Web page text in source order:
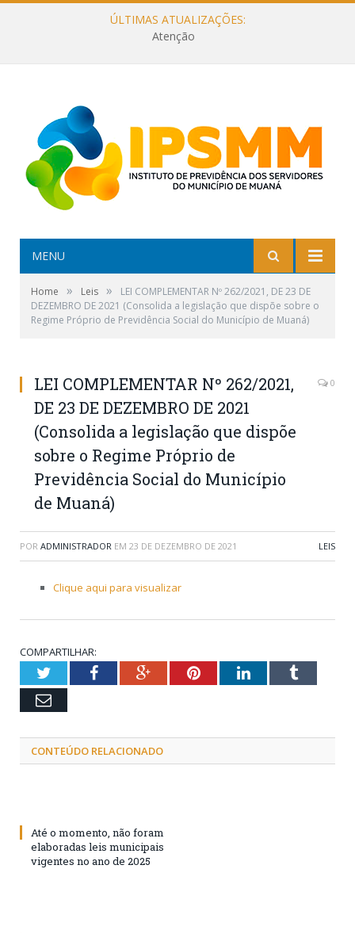
ÚLTIMAS ATUALIZAÇÕES:
Atenção
MENU
Home » Leis »
LEI COMPLEMENTAR Nº 262/2021, DE 23 DE
DEZEMBRO DE 2021 (Consolida a legislação que dispõe sobre o
Regime Próprio de Previdência Social do Município de Muaná)
LEI COMPLEMENTAR Nº 262/2021,
DE 23 DE DEZEMBRO DE 2021
(Consolida a legislação que dispõe
sobre o Regime Próprio de
Previdência Social do Município
de Muaná)
0
POR ADMINISTRADOR EM 23 DE DEZEMBRO DE 2021 LEIS
Clique aqui para visualizar
COMPARTILHAR:
TwitterFacebookGoogle+PinterestLinkedInTumblr
Email
CONTEÚDO RELACIONADO
Até o momento, não foram
elaboradas leis municipais
vigentes no ano de 2025